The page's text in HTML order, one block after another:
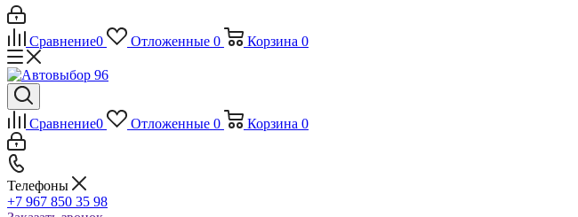
Сравнение0 Отложенные 0 Корзина 0
Сравнение0 Отложенные 0 Корзина 0
Телефоны
+7 967 850 35 98